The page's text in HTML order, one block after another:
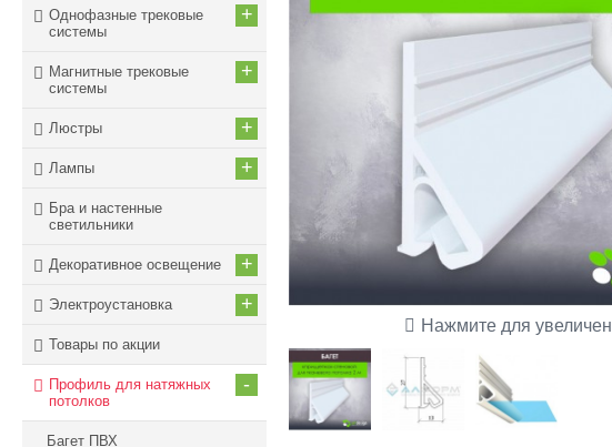
Однофазные трековые
системы
+
Магнитные трековые
системы
+
Люстры +
Лампы +
Бра и настенные
светильники
Декоративное освещение +
Электроустановка +
Товары по акции
Профиль для натяжных
потолков
-
Багет ПВХ
Нажмите для